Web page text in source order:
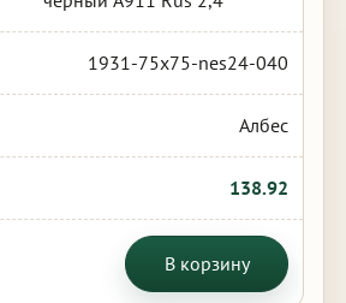
1931-75x75-nes24-040
Албес
138.92
В корзину